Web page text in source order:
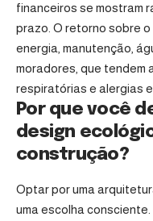
financeiros se mostram
prazo. O retorno sobre o
energia, manutenção,
moradores, que tendem
respiratórias e alergias
Por que você
design
construção?
Optar por uma
uma escolha